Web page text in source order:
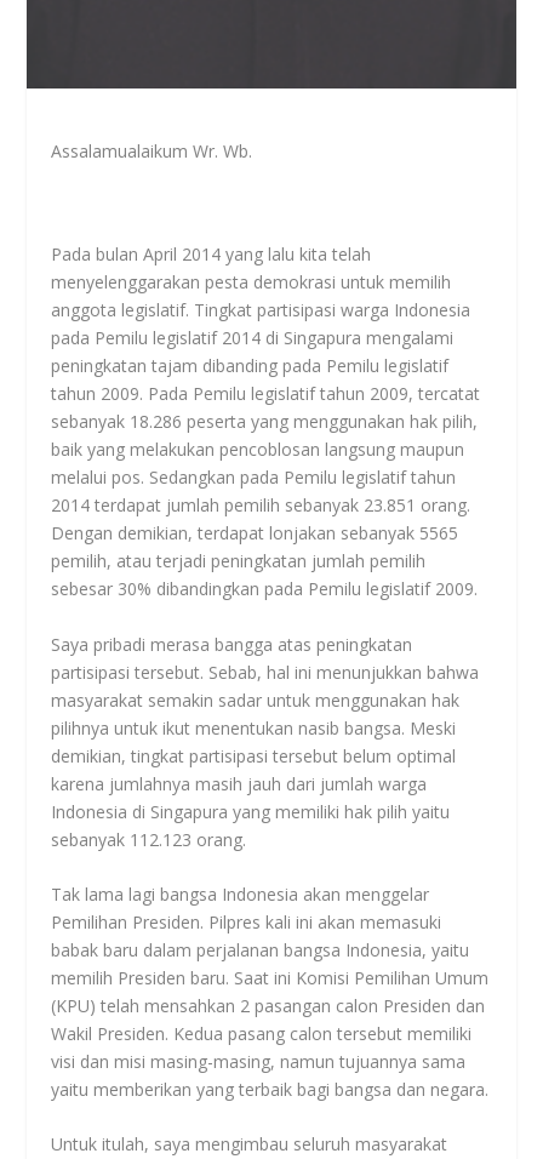
Assalamualaikum Wr. Wb.
Pada bulan April 2014 yang lalu kita telah
menyelenggarakan pesta demokrasi untuk memilih
anggota legislatif. Tingkat partisipasi warga Indonesia
pada Pemilu legislatif 2014 di Singapura mengalami
peningkatan tajam dibanding pada Pemilu legislatif
tahun 2009. Pada Pemilu legislatif tahun 2009, tercatat
sebanyak 18.286 peserta yang menggunakan hak pilih,
baik yang melakukan pencoblosan langsung maupun
melalui pos. Sedangkan pada Pemilu legislatif tahun
2014 terdapat jumlah pemilih sebanyak 23.851 orang.
Dengan demikian, terdapat lonjakan sebanyak 5565
pemilih, atau terjadi peningkatan jumlah pemilih
sebesar 30% dibandingkan pada Pemilu legislatif 2009.
Saya pribadi merasa bangga atas peningkatan
partisipasi tersebut. Sebab, hal ini menunjukkan bahwa
masyarakat semakin sadar untuk menggunakan hak
pilihnya untuk ikut menentukan nasib bangsa. Meski
demikian, tingkat partisipasi tersebut belum optimal
karena jumlahnya masih jauh dari jumlah warga
Indonesia di Singapura yang memiliki hak pilih yaitu
sebanyak 112.123 orang.
Tak lama lagi bangsa Indonesia akan menggelar
Pemilihan Presiden. Pilpres kali ini akan memasuki
babak baru dalam perjalanan bangsa Indonesia, yaitu
memilih Presiden baru. Saat ini Komisi Pemilihan Umum
(KPU) telah mensahkan 2 pasangan calon Presiden dan
Wakil Presiden. Kedua pasang calon tersebut memiliki
visi dan misi masing-masing, namun tujuannya sama
yaitu memberikan yang terbaik bagi bangsa dan negara.
Untuk itulah, saya mengimbau seluruh masyarakat